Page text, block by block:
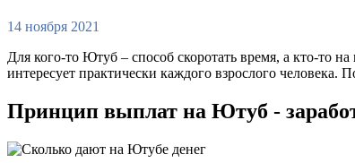
14 ноября 2021
Для кого-то Ютуб – способ скоротать время, а кто-то
интересует практически каждого взрослого человека.
Принцип выплат на Ютуб -